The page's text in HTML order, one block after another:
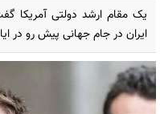
یک مقام ارشد دولتی آمریکا
ایران در جام جهانی پیش رو در